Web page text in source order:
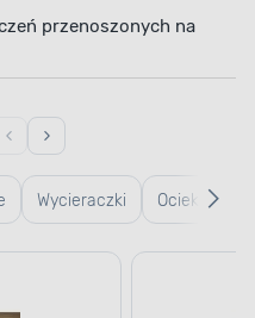
przenoszonych na
Wycieraczki
typu
Ociekacze
na buty